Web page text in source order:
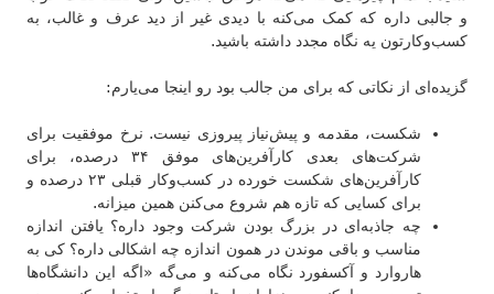
و جالبی داره که کمک می‌کنه با دیدی غیر از دید عرف و غالب، به
کسب‌وکارتون یه نگاه مجدد داشته باشید.
گزیده‌ای از نکاتی که برای من جالب بود رو اینجا می‌یارم:
شکست، مقدمه و پیش‌نیاز پیروزی نیست. نرخ موفقیت برای
شرکت‌های بعدی کارآفرین‌های موفق ۳۴ درصده، برای
کارآفرین‌های شکست خورده در کسب‌وکار قبلی ۲۳ درصده و
برای کسایی که تازه هم شروع می‌کنن همین میزانه.
چه جاذبه‌ای در بزرگ بودن شرکت وجود داره؟ یافتن اندازه
مناسب و باقی موندن در همون اندازه چه اشکالی داره؟ کی به
هاروارد و آکسفورد نگاه می‌کنه و می‌گه «اگه این دانشگاه‌ها